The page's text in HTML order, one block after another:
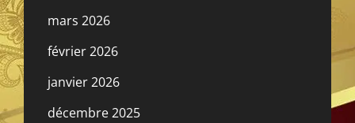
mars 2026
février 2026
janvier 2026
décembre 2025